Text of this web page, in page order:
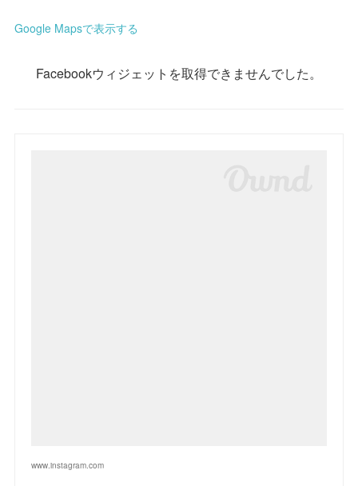
Google Mapsで表示する
Facebookウィジェットを取得できませんでした。
www.instagram.com